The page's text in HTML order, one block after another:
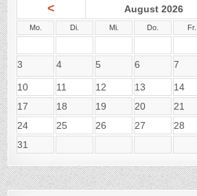
< August 2026
Mo. Di. Mi. Do. Fr.
3
4 5 6 7
10 11 12 13 14
17
18 19 20 21
24
25 26 27 28
31